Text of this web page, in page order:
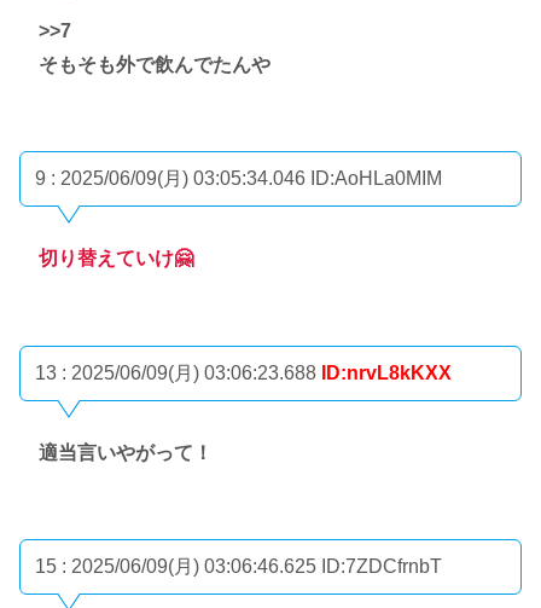
>>7
そもそも外で飲んでたんや
9 : 2025/06/09(月) 03:05:34.046 ID:AoHLa0MIM
切り替えていけ🤗
13 : 2025/06/09(月) 03:06:23.688 ID:nrvL8kKXX
適当言いやがって！
15 : 2025/06/09(月) 03:06:46.625 ID:7ZDCfrnbT